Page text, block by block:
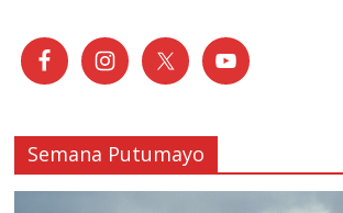
Semana Putumayo